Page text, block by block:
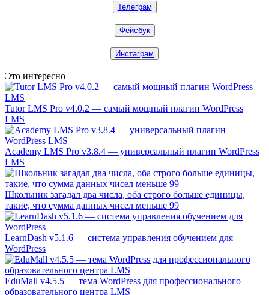
Телеграм
Фейсбук
Инстаграм
Это интересно
Tutor LMS Pro v4.0.2 — самый мощный плагин WordPress
LMS
Academy LMS Pro v3.8.4 — универсальный плагин WordPress
LMS
Школьник загадал два числа, оба строго больше единицы,
такие, что сумма данных чисел меньше 99
LearnDash v5.1.6 — система управления обучением для
WordPress
EduMall v4.5.5 — тема WordPress для профессионального
образовательного центра LMS